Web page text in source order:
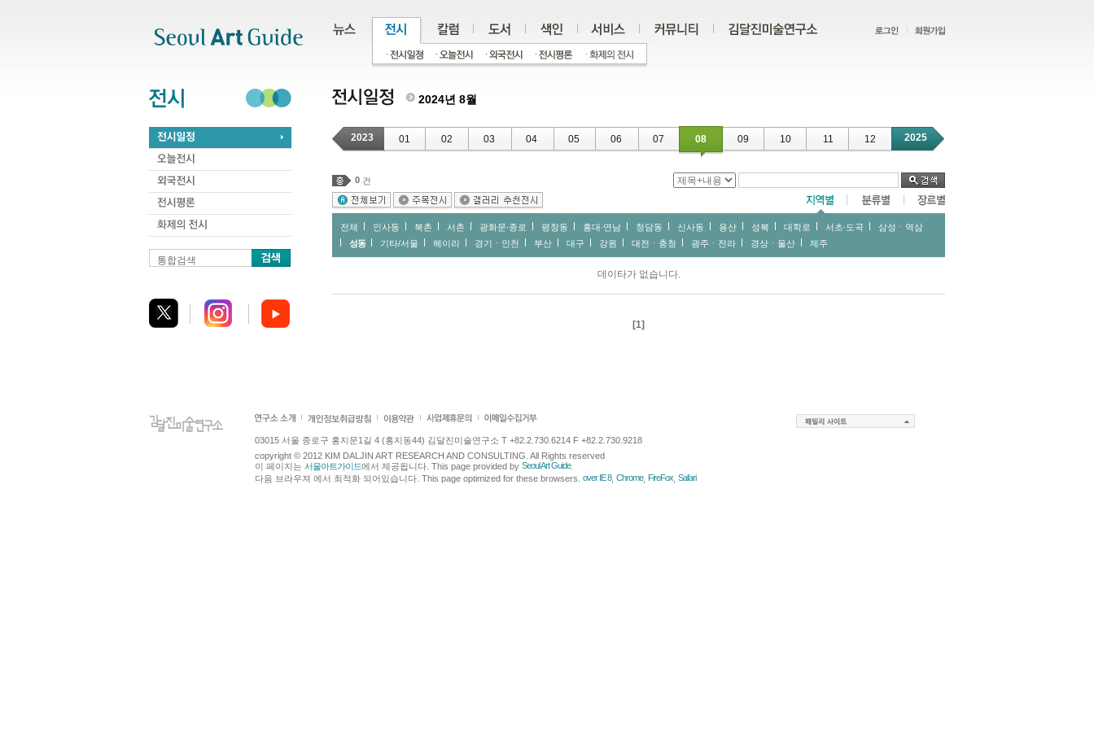
통합검색
2024년 8월
2023 01 02 03 04 05 06 07 08 09 10 11 12 2025
0 건
전체 인사동 북촌 서촌 광화문∙종로 평창동 홍대∙연남 청담동 신사동 용산 성북 대학로 서초∙도곡
삼성ㆍ역삼
성동
기타/서울 헤이리 경기ㆍ인천 부산 대구 강원 대전ㆍ충청 광주ㆍ전라 경상ㆍ울산 제주
데이타가 없습니다.
[1]
03015 서울 종로구 홍지문1길 4 (홍지동44) 김달진미술연구소 T +82.2.730.6214 F +82.2.730.9218
copyright © 2012 KIM DALJIN ART RESEARCH AND CONSULTING. All Rights reserved
이 페이지는 서울아트가이드에서 제공됩니다. This page provided by Seoul Art Guide.
다음 브라우져 에서 최적화 되어있습니다. This page optimized for these browsers. over IE 8, Chrome, FireFox Safari